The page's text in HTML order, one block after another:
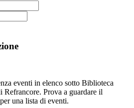
eventi in elenco sotto Biblioteca
Refrancore. Prova a guardare il
una lista di eventi.